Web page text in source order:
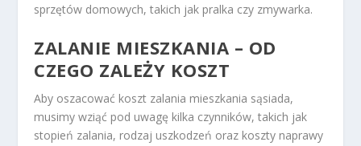
sprzętów domowych, takich jak pralka czy zmywarka.
ZALANIE MIESZKANIA – OD
CZEGO ZALEŻY KOSZT
Aby oszacować koszt zalania mieszkania sąsiada,
musimy wziąć pod uwagę kilka czynników, takich jak
stopień zalania, rodzaj uszkodzeń oraz koszty naprawy